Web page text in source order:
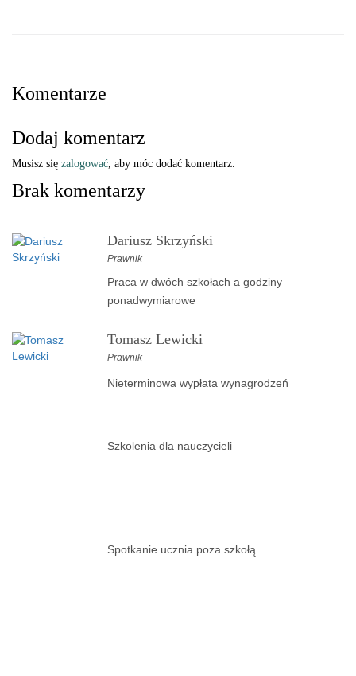
Komentarze
Dodaj komentarz
Musisz się zalogować, aby móc dodać komentarz.
Brak komentarzy
Dariusz Skrzyński
Prawnik
Praca w dwóch szkołach a godziny
ponadwymiarowe
Tomasz Lewicki
Prawnik
Nieterminowa wypłata wynagrodzeń
Szkolenia dla nauczycieli
Spotkanie ucznia poza szkołą